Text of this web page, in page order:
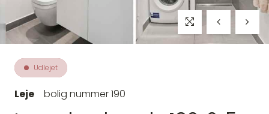
Udlejet
Leje bolig nummer 190